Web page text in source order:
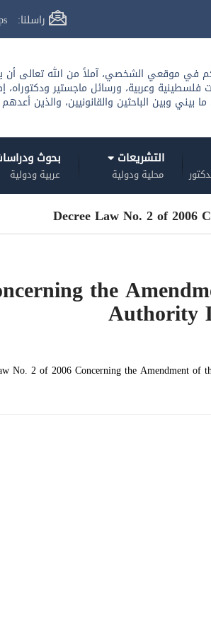
راسلنا: info@ahmadbarak.ps
في موقعي الشخصي، آملاً من الله تعالى أن
فلسطينية وعربية، ورسائل ماجستير
بيني وبين الباحثين والقانونيين، والذين
التشريعات
محلية ودولية
بحوث
عربية ودولية
Decree Law No. 2 of 2006
the
Authority
No. 2 of 2006 Concerning the Amendment